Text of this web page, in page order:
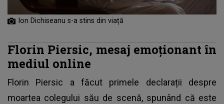
Ion Dichiseanu s-a stins din viață
Florin Piersic, mesaj emoționant în
mediul online
Florin Piersic a făcut primele declarații despre
moartea colegului său de scenă, spunând că este